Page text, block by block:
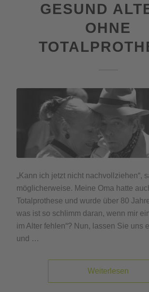
GESUND
OHNE
„Kann ich jetzt nicht nachvollziehen“,
möglicherweise. Meine Oma hatte
Totalprothese und wurde über 80 Jahre
was ist so schlimm daran, wenn mir
im Alter fehlen“? Nun, lassen Sie uns
und …
Weiterlesen